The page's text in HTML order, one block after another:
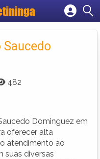
empresa
Saucedo
482
Dominguez em
oferecer alta
atendimento ao
suas diversas